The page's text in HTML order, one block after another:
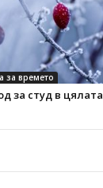
за времето
за студ в цялата